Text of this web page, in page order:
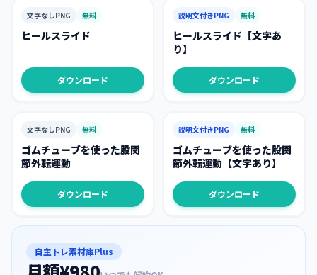
文字なしPNG 無料
ヒールスライド
ダウンロード
説明文付きPNG 無料
ヒールスライド【文字あ
り】
ダウンロード
文字なしPNG 無料
ゴムチューブを使った股関
節外転運動
ダウンロード
説明文付きPNG 無料
ゴムチューブを使った股関
節外転運動【文字あり】
ダウンロード
自主トレ素材庫Plus